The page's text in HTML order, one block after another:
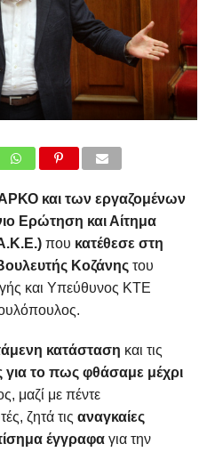
και των εργαζομένων
Ερώτηση και Αίτημα
που κατέθεσε στη
Κοζάνης του
και Υπεύθυνος ΚΤΕ
κατάσταση και τις
για το πως φθάσαμε μέχρι
μαζί με πέντε
ζητά τις αναγκαίες
έγγραφαγια την